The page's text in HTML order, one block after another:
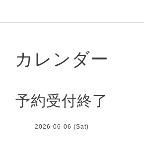
カレンダー
予約受付終了
2026-06-06 (Sat)